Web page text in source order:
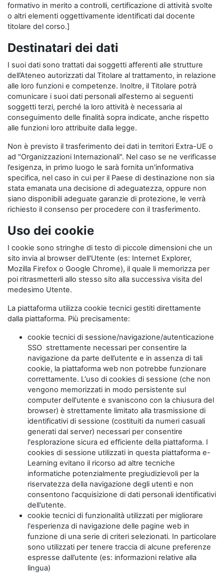
formativo in merito a controlli, certificazione di attività svolte
o altri elementi oggettivamente identificati dal docente
titolare del corso.]
Destinatari dei dati
I suoi dati sono trattati dai soggetti afferenti alle strutture
dell’Ateneo autorizzati dal Titolare al trattamento, in relazione
alle loro funzioni e competenze. Inoltre, il Titolare potrà
comunicare i suoi dati personali all’esterno ai seguenti
soggetti terzi, perché la loro attività è necessaria al
conseguimento delle finalità sopra indicate, anche rispetto
alle funzioni loro attribuite dalla legge.
Non è previsto il trasferimento dei dati in territori Extra-UE o
ad "Organizzazioni Internazionali". Nel caso se ne verificasse
l’esigenza, in primo luogo le sarà fornita un'informativa
specifica, nel caso in cui per il Paese di destinazione non sia
stata emanata una decisione di adeguatezza, oppure non
siano disponibili adeguate garanzie di protezione, le verrà
richiesto il consenso per procedere con il trasferimento.
Uso dei cookie
I cookie sono stringhe di testo di piccole dimensioni che un
sito invia al browser dell'Utente (es: Internet Explorer,
Mozilla Firefox o Google Chrome), il quale li memorizza per
poi ritrasmetterli allo stesso sito alla successiva visita del
medesimo Utente.
La piattaforma utilizza cookie tecnici gestiti direttamente
dalla piattaforma. Più precisamente:
cookie tecnici di sessione/navigazione/autenticazione
SSO strettamente necessari per consentire la
navigazione da parte dell’utente e in assenza di tali
cookie, la piattaforma web non potrebbe funzionare
correttamente. L'uso di cookies di sessione (che non
vengono memorizzati in modo persistente sul
computer dell'utente e svaniscono con la chiusura del
browser) è strettamente limitato alla trasmissione di
identificativi di sessione (costituiti da numeri casuali
generati dal server) necessari per consentire
l'esplorazione sicura ed efficiente della piattaforma. I
cookies di sessione utilizzati in questa piattaforma e-
Learning evitano il ricorso ad altre tecniche
informatiche potenzialmente pregiudizievoli per la
riservatezza della navigazione degli utenti e non
consentono l'acquisizione di dati personali identificativi
dell'utente.
cookie tecnici di funzionalità utilizzati per migliorare
l'esperienza di navigazione delle pagine web in
funzione di una serie di criteri selezionati. In particolare
sono utilizzati per tenere traccia di alcune preferenze
espresse dall’utente (es: informazioni relative alla
lingua)